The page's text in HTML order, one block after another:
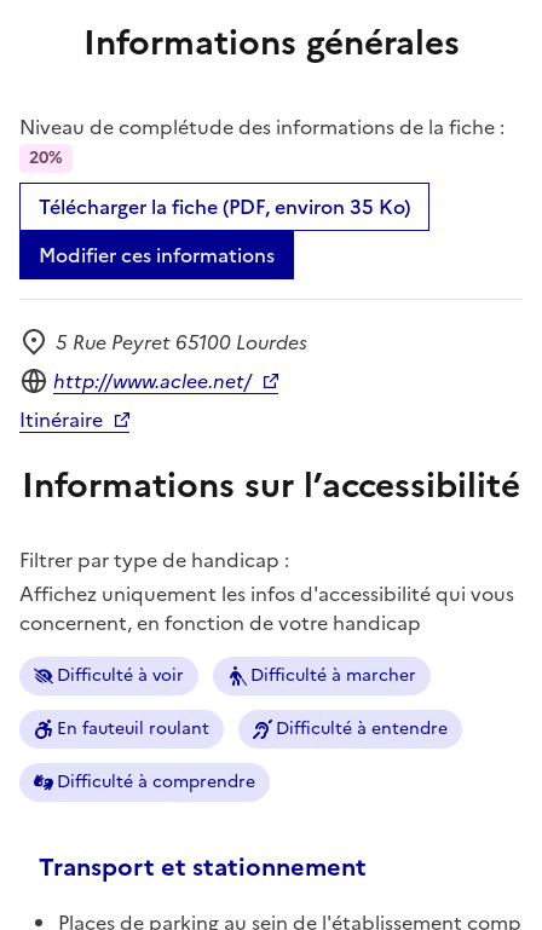
Informations générales
Niveau de complétude des informations de la fiche :
20%
Télécharger la fiche (PDF, environ 35 Ko)
Modifier ces informations
Adresse
5 Rue Peyret 65100 Lourdes
Site internet
http://www.aclee.net/
Itinéraire
Informations sur l’accessibilité
Filtrer par type de handicap :
Affichez uniquement les infos d'accessibilité qui vous
concernent, en fonction de votre handicap
Difficulté à voir Difficulté à marcher
En fauteuil roulant Difficulté à entendre
Difficulté à comprendre
Transport et stationnement
Places de parking au sein de l'établissement comp